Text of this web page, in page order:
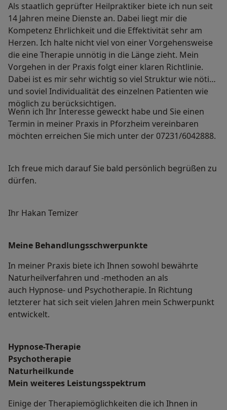
Als staatlich geprüfter Heilpraktiker biete ich nun seit
14 Jahren meine Dienste an. Dabei liegt mir die
Kompetenz Ehrlichkeit und die Effektivität sehr am
Herzen. Ich halte nicht viel von einer Vorgehensweise
die eine Therapie unnötig in die Länge zieht. Mein
Vorgehen in der Praxis folgt einer klaren Richtlinie.
Dabei ist es mir sehr wichtig so viel Struktur wie nötig
und soviel Individualität des einzelnen Patienten wie
möglich zu berücksichtigen.
Wenn ich Ihr Interesse geweckt habe und Sie einen
Termin in meiner Praxis in Pforzheim vereinbaren
möchten erreichen Sie mich unter der 07231/6042888.
Ich freue mich darauf Sie bald persönlich begrüßen zu
dürfen.
Ihr Hakan Temizer
Meine Behandlungs­schwerpunkte
In meiner Praxis biete ich Ihnen sowohl bewährte
Naturheilverfahren und -methoden an als
auch Hypnose- und Psychotherapie. In Richtung
letzterer hat sich seit vielen Jahren mein Schwerpunkt
entwickelt.
Hypnose-Therapie
Psychotherapie
Naturheilkunde
Mein weiteres Leistungs­spektrum
Einige der Therapiemöglichkeiten die ich Ihnen in